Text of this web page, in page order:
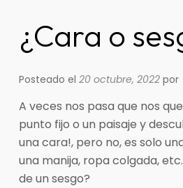
¿Cara o
Posteado el 20 octubre, 2022por
A veces nos pasa que nos
punto fijo o un paisaje y
una cara!, pero no, es solo
una manija, ropa colgada,
de un sesgo?